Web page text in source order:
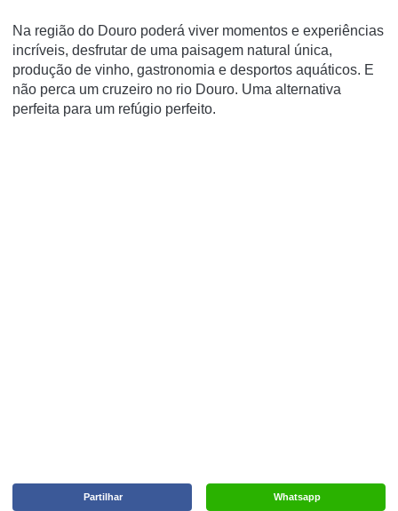
Na região do Douro poderá viver momentos e experiências
incríveis, desfrutar de uma paisagem natural única,
produção de vinho, gastronomia e desportos aquáticos. E
não perca um cruzeiro no rio Douro. Uma alternativa
perfeita para um refúgio perfeito.
Whatsapp
Partilhar